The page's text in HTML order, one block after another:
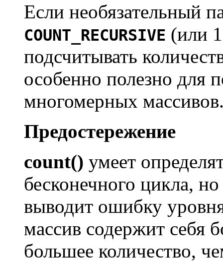
Если необязательный
COUNT_RECURSIVE (или
подсчитывать
особенно полезно для
многомерных
Предостережение
count() умеет
бесконечного цикла,
выводит ошибку
массив содержит себя
большее количество,